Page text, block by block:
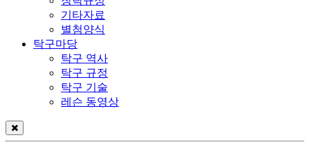
기타자료
별첨양식
탁구마당
탁구 역사
탁구 규정
탁구 기술
레슨 동영상